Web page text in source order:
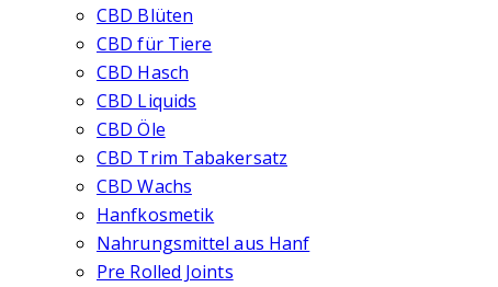
CBD Blüten
CBD für Tiere
CBD Hasch
CBD Liquids
CBD Öle
CBD Trim Tabakersatz
CBD Wachs
Hanfkosmetik
Nahrungsmittel aus Hanf
Pre Rolled Joints